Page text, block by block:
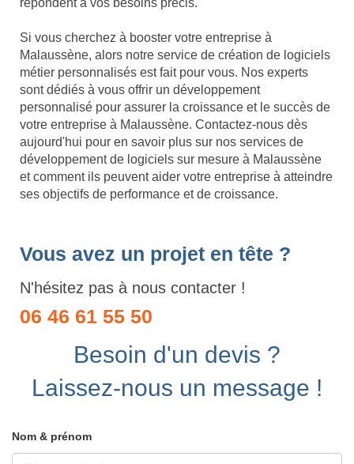
répondent à vos besoins précis.
Si vous cherchez à booster votre entreprise à
Malaussène, alors notre service de création de logiciels
métier personnalisés est fait pour vous. Nos experts
sont dédiés à vous offrir un développement
personnalisé pour assurer la croissance et le succès de
votre entreprise à Malaussène. Contactez-nous dès
aujourd'hui pour en savoir plus sur nos services de
développement de logiciels sur mesure à Malaussène
et comment ils peuvent aider votre entreprise à atteindre
ses objectifs de performance et de croissance.
Vous avez un projet en tête ?
N'hésitez pas à nous contacter !
06 46 61 55 50
Besoin d'un devis ?
Laissez-nous un message !
Nom & prénom